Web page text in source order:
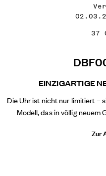
37
EINZIGARTIGE
Die Uhr ist nicht nur limitiert –
Modell, das in völlig neuem
Zur